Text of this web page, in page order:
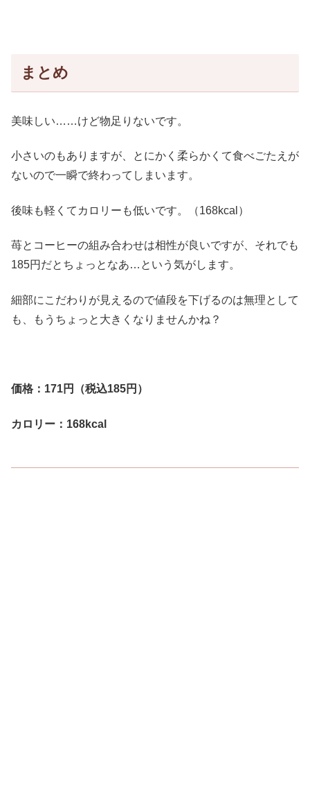
まとめ
美味しい……けど物足りないです。
小さいのもありますが、とにかく柔らかくて食べごたえが
ないので一瞬で終わってしまいます。
後味も軽くてカロリーも低いです。（168kcal）
苺とコーヒーの組み合わせは相性が良いですが、それでも
185円だとちょっとなあ…という気がします。
細部にこだわりが見えるので値段を下げるのは無理として
も、もうちょっと大きくなりませんかね？
価格：171円（税込185円）
カロリー：168kcal